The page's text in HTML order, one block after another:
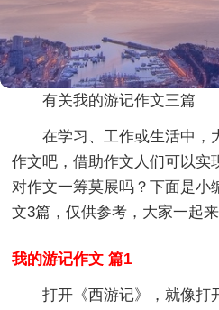
有关我的游记作文三篇
在学习、工作或生活中，
作文吧，借助作文人们可以实
对作文一筹莫展吗？下面是小
文3篇，仅供参考，大家一起来
我的游记作文 篇1
打开《西游记》，就像打